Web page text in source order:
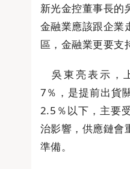
新光金控董事長的
金融業應該跟企業
區，金融業更要支
吳東亮表示，
7％，是提前出貨
2.5％以下，主要
治影響，供應鏈會
準備。